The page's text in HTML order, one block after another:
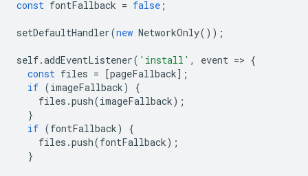
const fontFallback = false ;
setDefaultHandler(new NetworkOnly());
self.addEventListener( 'install' , event => {
const files = [pageFallback];
if (imageFallback)
{
files .push(imageFallback);
}
if (fontFallback)
{
files .push(fontFallback);
}